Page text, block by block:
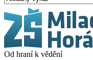
Od hraní k vědění